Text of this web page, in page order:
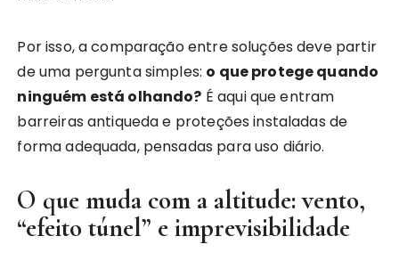
Por isso, a comparação entre soluções deve partir
de uma pergunta simples: o que protege quando
ninguém está olhando? É aqui que entram
barreiras antiqueda e proteções instaladas de
forma adequada, pensadas para uso diário.
O que muda com a altitude: vento,
“efeito túnel” e imprevisibilidade